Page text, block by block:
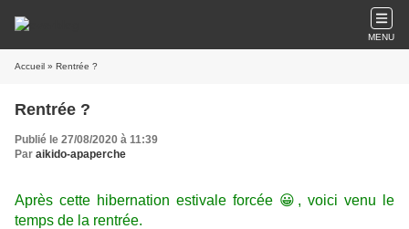
MENU
Accueil » Rentrée ?
Rentrée ?
Publié le 27/08/2020 à 11:39
Par aikido-apaperche
Après cette hibernation estivale forcée 😀, voici venu le
temps de la rentrée.